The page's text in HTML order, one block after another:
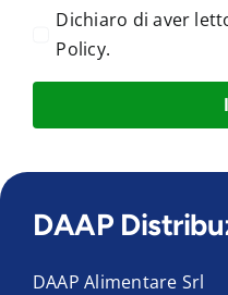
Dichiaro di aver
Policy.
DAAP
DAAP Alimentare Srl